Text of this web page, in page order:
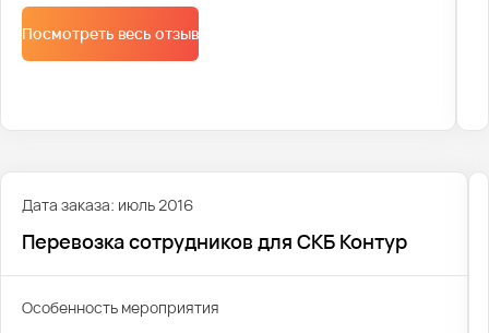
утренних и двух вечерних рейсов на
микроавтобусах классов комфорт и люкс.
Посмотреть весь отзыв
Дата заказа: июль 2016
Перевозка сотрудников для СКБ Контур
Особенность мероприятия